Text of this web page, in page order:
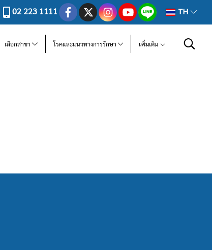
02 223 1111 TH
เลือกสาขา โรคและแนวทางการรักษา เพิ่มเติม